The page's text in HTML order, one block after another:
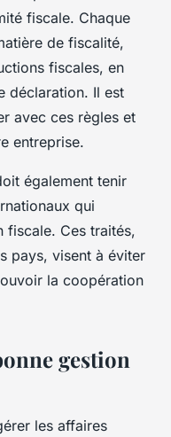
fiscale. Chaque
de fiscalité,
fiscales, en
déclaration. Il est
avec ces règles et
entreprise.
également tenir
qui
fiscale. Ces traités,
pays, visent à éviter
la coopération
gestion
les affaires